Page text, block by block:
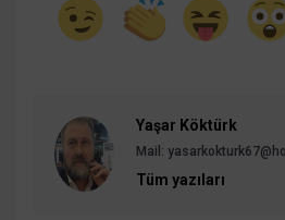
Yaşar Köktürk
Mail:
Tüm yazıları